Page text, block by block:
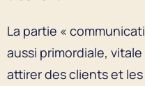
La partie «
aussi primordiale,
attirer des clients et